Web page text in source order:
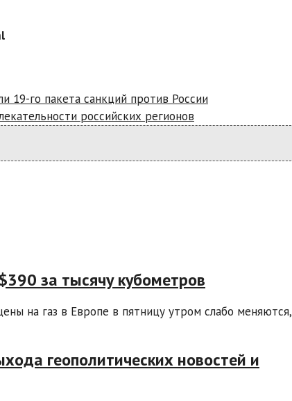
19-го пакета санкций против России
российских регионов
за тысячу кубометров
на газ в Европе в пятницу утром слабо меняются,
геополитических новостей и